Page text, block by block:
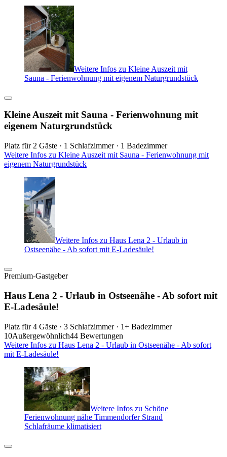
Weitere Infos zu Kleine Auszeit mit
Sauna - Ferienwohnung mit eigenem Naturgrundstück
Kleine Auszeit mit Sauna - Ferienwohnung mit
eigenem Naturgrundstück
Platz für 2 Gäste · 1 Schlafzimmer · 1 Badezimmer
Weitere Infos zu Kleine Auszeit mit Sauna - Ferienwohnung mit
eigenem Naturgrundstück
Weitere Infos zu Haus Lena 2 - Urlaub in
Ostseenähe - Ab sofort mit E-Ladesäule!
Premium-Gastgeber
Haus Lena 2 - Urlaub in Ostseenähe - Ab sofort mit
E-Ladesäule!
Platz für 4 Gäste · 3 Schlafzimmer · 1+ Badezimmer
10Außergewöhnlich44 Bewertungen
Weitere Infos zu Haus Lena 2 - Urlaub in Ostseenähe - Ab sofort
mit E-Ladesäule!
Weitere Infos zu Schöne
Ferienwohnung nähe Timmendorfer Strand
Schlafräume klimatisiert